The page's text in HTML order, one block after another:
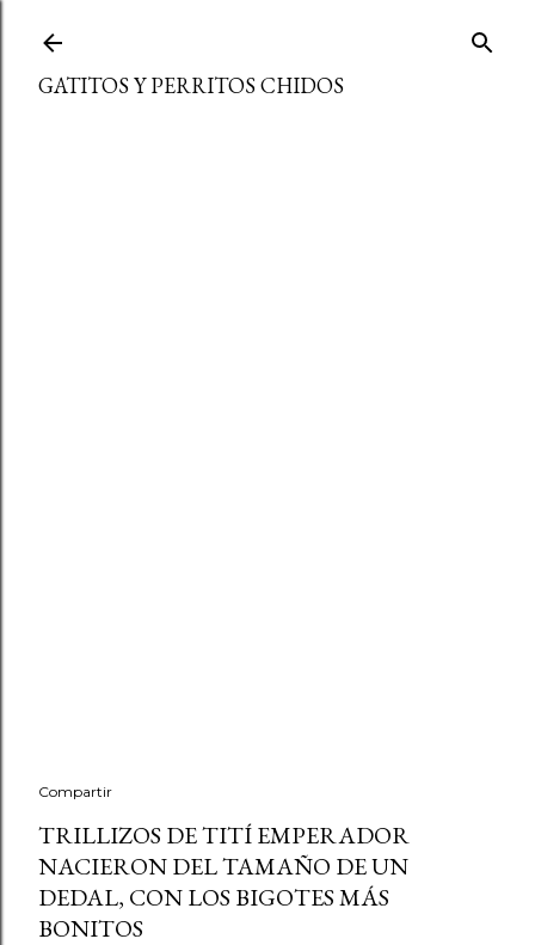
GATITOS Y PERRITOS CHIDOS
Compartir
TRILLIZOS DE TITÍ EMPERADOR
NACIERON DEL TAMAÑO DE UN
DEDAL, CON LOS BIGOTES MÁS
BONITOS